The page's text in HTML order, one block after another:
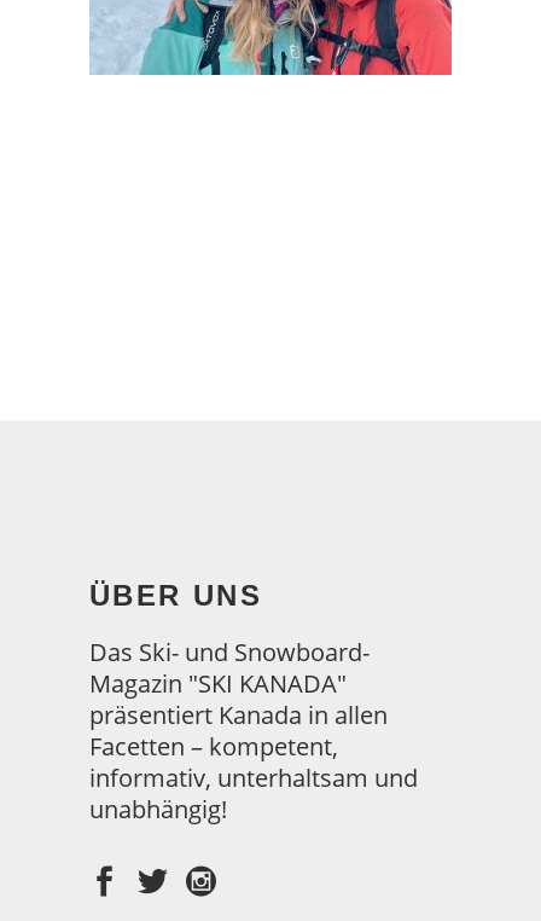
ÜBER UNS
Das Ski- und Snowboard-
Magazin "SKI KANADA"
präsentiert Kanada in allen
Facetten – kompetent,
informativ, unterhaltsam und
unabhängig!